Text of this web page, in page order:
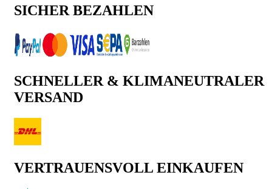
SICHER BEZAHLEN
SCHNELLER & KLIMANEUTRALER
VERSAND
VERTRAUENSVOLL EINKAUFEN